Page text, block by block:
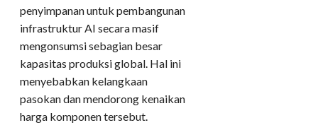
penyimpanan untuk pembangunan
infrastruktur AI secara masif
mengonsumsi sebagian besar
kapasitas produksi global. Hal ini
menyebabkan kelangkaan
pasokan dan mendorong kenaikan
harga komponen tersebut.